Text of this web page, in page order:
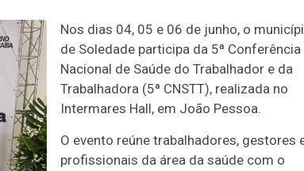
Nos dias 04, 05 e 06 de junho, o
de Soledade participa da 5ª Conferência
Nacional de Saúde do Trabalhador e da
Trabalhadora (5ª CNSTT), realizada no
Intermares Hall, em João Pessoa.
O evento reúne trabalhadores, gestores
profissionais da área da saúde com o